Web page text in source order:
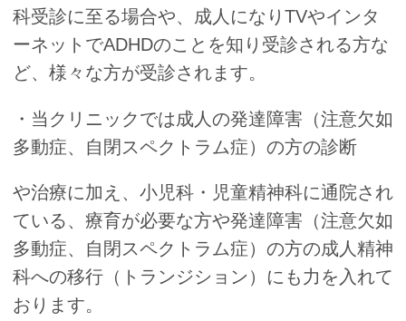
科受診に至る場合や、成人になりTVやインタ
ーネットでADHDのことを知り受診される方な
ど、様々な方が受診されます。
・当クリニックでは成人の発達障害（注意欠如
多動症、自閉スペクトラム症）の方の診断
や治療に加え、小児科・児童精神科に通院され
ている、療育が必要な方や発達障害（注意欠如
多動症、自閉スペクトラム症）の方の成人精神
科への移行（トランジション）にも力を入れて
おります。